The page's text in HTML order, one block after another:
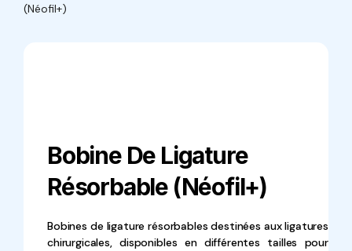
(Néofil+)
Bobine De Ligature
Résorbable (Néofil+)
Bobines de ligature résorbables destinées aux ligatures
chirurgicales, disponibles en différentes tailles pour